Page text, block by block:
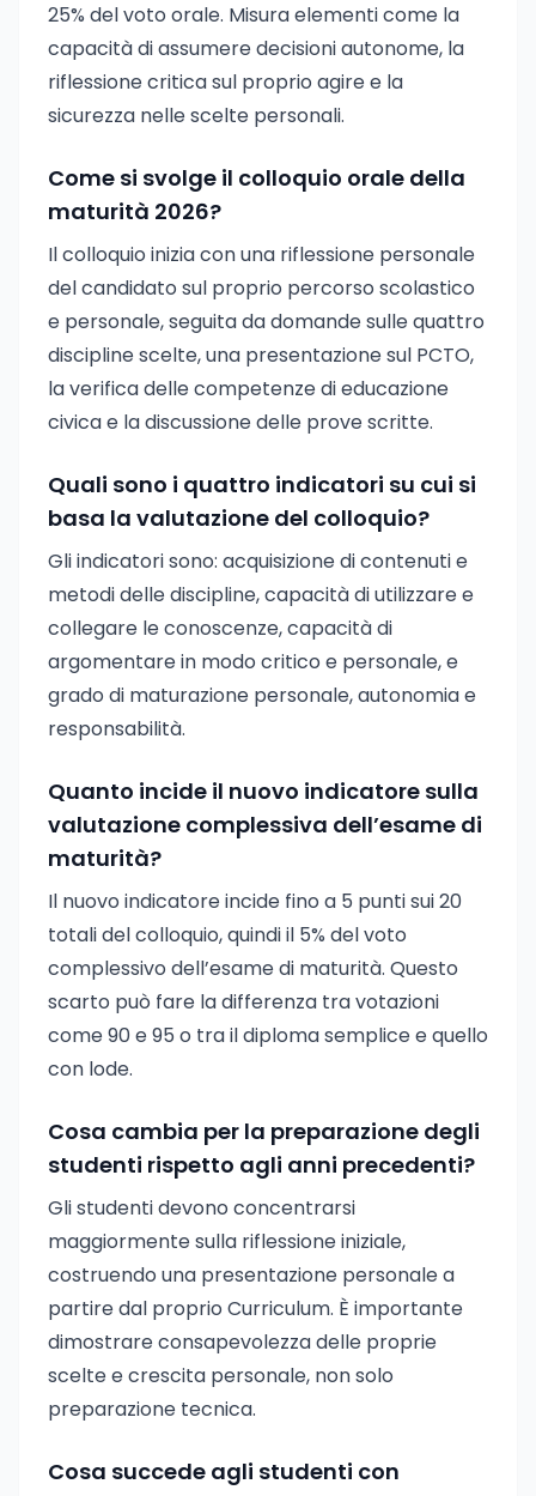
25% del voto orale. Misura elementi come la
capacità di assumere decisioni autonome, la
riflessione critica sul proprio agire e la
sicurezza nelle scelte personali.
Come si svolge il colloquio orale della
maturità 2026?
Il colloquio inizia con una riflessione personale
del candidato sul proprio percorso scolastico
e personale, seguita da domande sulle quattro
discipline scelte, una presentazione sul PCTO,
la verifica delle competenze di educazione
civica e la discussione delle prove scritte.
Quali sono i quattro indicatori su cui si
basa la valutazione del colloquio?
Gli indicatori sono: acquisizione di contenuti e
metodi delle discipline, capacità di utilizzare e
collegare le conoscenze, capacità di
argomentare in modo critico e personale, e
grado di maturazione personale, autonomia e
responsabilità.
Quanto incide il nuovo indicatore sulla
valutazione complessiva dell’esame di
maturità?
Il nuovo indicatore incide fino a 5 punti sui 20
totali del colloquio, quindi il 5% del voto
complessivo dell’esame di maturità. Questo
scarto può fare la differenza tra votazioni
come 90 e 95 o tra il diploma semplice e quello
con lode.
Cosa cambia per la preparazione degli
studenti rispetto agli anni precedenti?
Gli studenti devono concentrarsi
maggiormente sulla riflessione iniziale,
costruendo una presentazione personale a
partire dal proprio Curriculum. È importante
dimostrare consapevolezza delle proprie
scelte e crescita personale, non solo
preparazione tecnica.
Cosa succede agli studenti con